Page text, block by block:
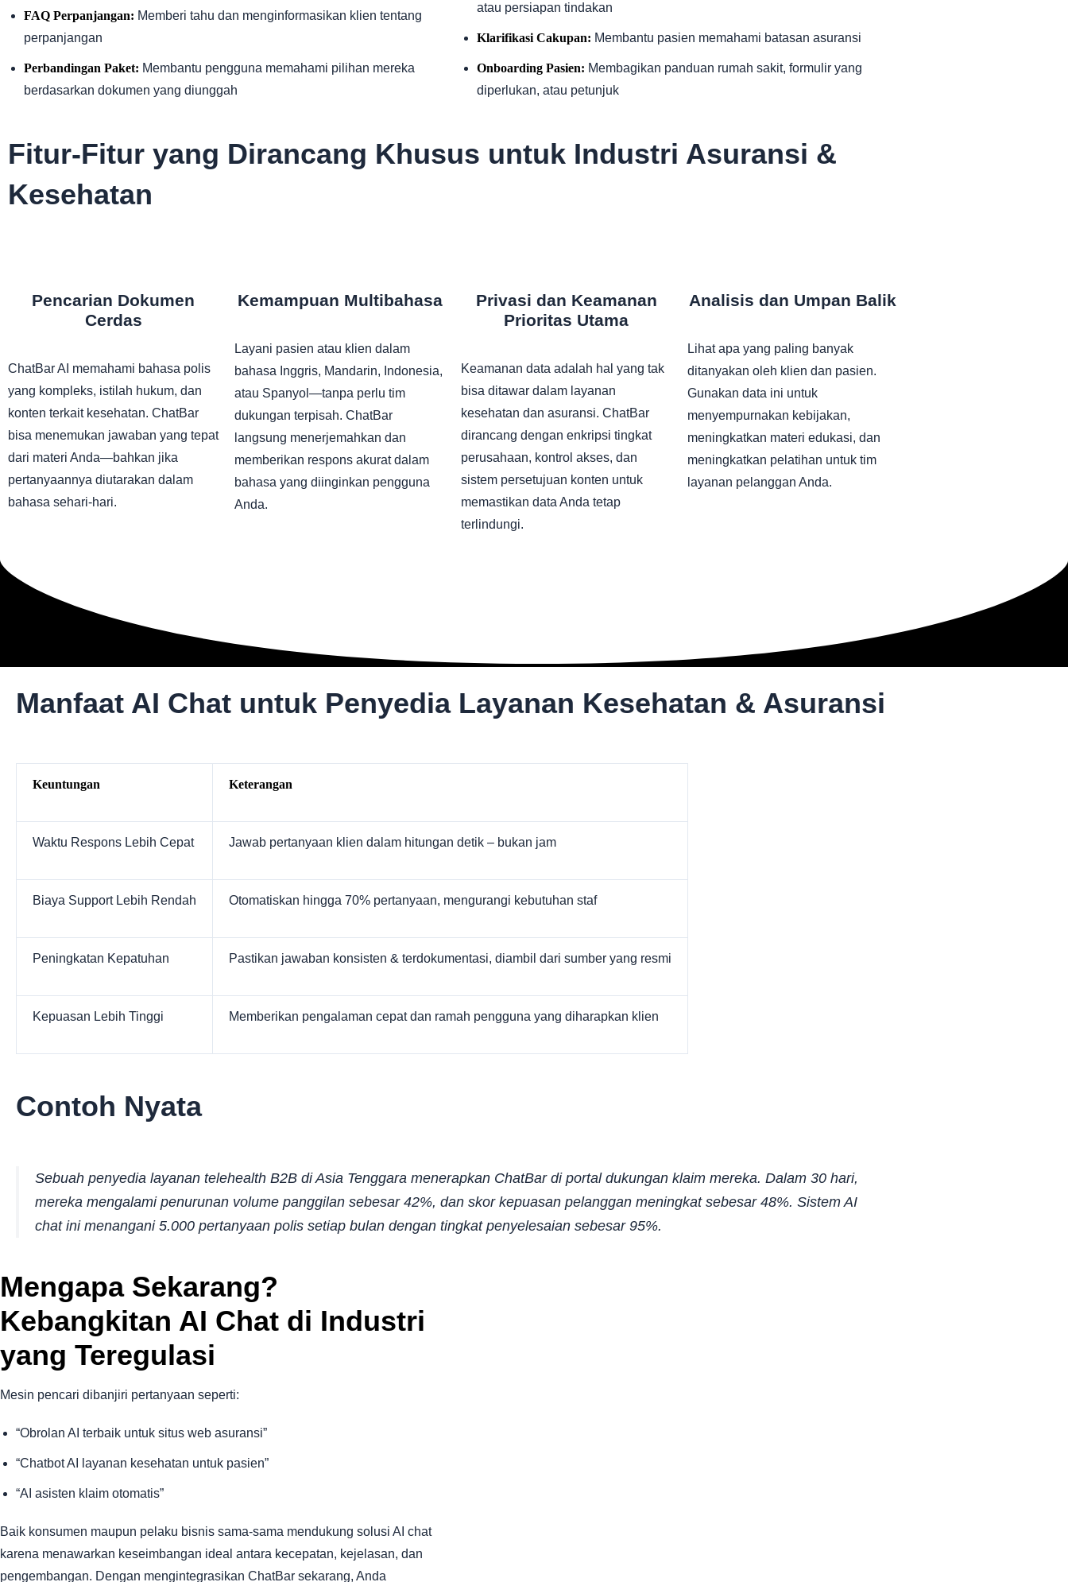
FAQ Perpanjangan: Memberi tahu dan menginformasikan klien tentang
perpanjangan
Perbandingan Paket: Membantu pengguna memahami pilihan mereka
berdasarkan dokumen yang diunggah
atau persiapan tindakan
Klarifikasi Cakupan: Membantu pasien memahami batasan asuransi
Onboarding Pasien: Membagikan panduan rumah sakit, formulir yang
diperlukan, atau petunjuk
Fitur-Fitur yang Dirancang Khusus untuk Industri Asuransi &
Kesehatan
Pencarian Dokumen
Cerdas
ChatBar AI memahami bahasa polis
yang kompleks, istilah hukum, dan
konten terkait kesehatan. ChatBar
bisa menemukan jawaban yang tepat
dari materi Anda—bahkan jika
pertanyaannya diutarakan dalam
bahasa sehari-hari.
Kemampuan Multibahasa
Layani pasien atau klien dalam
bahasa Inggris, Mandarin, Indonesia,
atau Spanyol—tanpa perlu tim
dukungan terpisah. ChatBar
langsung menerjemahkan dan
memberikan respons akurat dalam
bahasa yang diinginkan pengguna
Anda.
Privasi dan Keamanan
Prioritas Utama
Keamanan data adalah hal yang tak
bisa ditawar dalam layanan
kesehatan dan asuransi. ChatBar
dirancang dengan enkripsi tingkat
perusahaan, kontrol akses, dan
sistem persetujuan konten untuk
memastikan data Anda tetap
terlindungi.
Analisis dan Umpan Balik
Lihat apa yang paling banyak
ditanyakan oleh klien dan pasien.
Gunakan data ini untuk
menyempurnakan kebijakan,
meningkatkan materi edukasi, dan
meningkatkan pelatihan untuk tim
layanan pelanggan Anda.
Manfaat AI Chat untuk Penyedia Layanan Kesehatan & Asuransi
Keuntungan Keterangan
Waktu Respons Lebih Cepat Jawab pertanyaan klien dalam hitungan detik – bukan jam
Biaya Support Lebih Rendah Otomatiskan hingga 70% pertanyaan, mengurangi kebutuhan staf
Peningkatan Kepatuhan Pastikan jawaban konsisten & terdokumentasi, diambil dari sumber yang resmi
Kepuasan Lebih Tinggi Memberikan pengalaman cepat dan ramah pengguna yang diharapkan klien
Contoh Nyata
Sebuah penyedia layanan telehealth B2B di Asia Tenggara menerapkan ChatBar di portal dukungan klaim mereka. Dalam 30 hari,
mereka mengalami penurunan volume panggilan sebesar 42%, dan skor kepuasan pelanggan meningkat sebesar 48%. Sistem AI
chat ini menangani 5.000 pertanyaan polis setiap bulan dengan tingkat penyelesaian sebesar 95%.
Mengapa Sekarang?
Kebangkitan AI Chat di Industri
yang Teregulasi
Mesin pencari dibanjiri pertanyaan seperti:
“Obrolan AI terbaik untuk situs web asuransi”
“Chatbot AI layanan kesehatan untuk pasien”
“AI asisten klaim otomatis”
Baik konsumen maupun pelaku bisnis sama-sama mendukung solusi AI chat
karena menawarkan keseimbangan ideal antara kecepatan, kejelasan, dan
pengembangan. Dengan mengintegrasikan ChatBar sekarang, Anda